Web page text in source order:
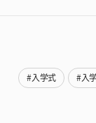
#入学式 #入